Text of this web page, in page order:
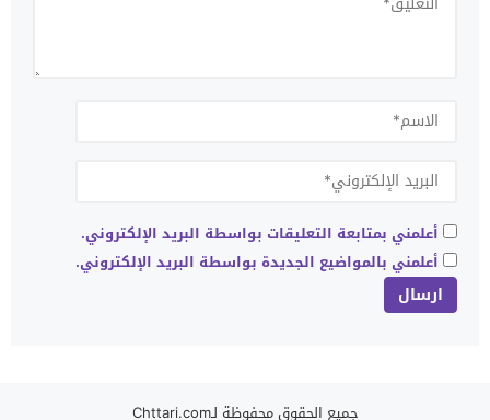
أعلمني بمتابعة التعليقات بواسطة البريد الإلكتروني.
أعلمني بالمواضيع الجديدة بواسطة البريد الإلكتروني.
جميع الحقوق محفوظة لـChttari.com